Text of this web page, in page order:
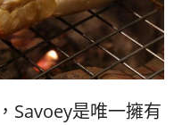
Savoey是唯一擁有